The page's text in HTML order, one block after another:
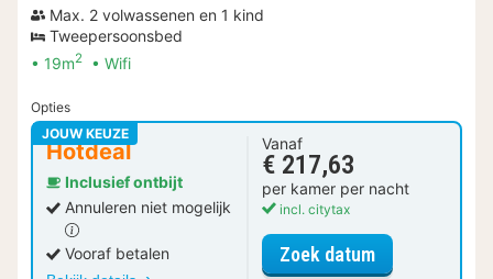
Max. 2 volwassenen en 1 kind
Tweepersoonsbed
19m2 Wifi
Opties
JOUW KEUZE
Hotdeal
Inclusief ontbijt
Annuleren niet mogelijk
Vooraf betalen
Vanaf
€ 217,63
per kamer per nacht
incl. citytax
Zoek datumvoor Deluxe